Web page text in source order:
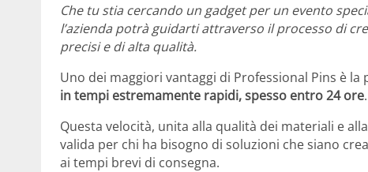
Che tu stia cercando un gadget per un evento
l’azienda potrà guidarti attraverso il processo di
precisi e di alta qualità.
Uno dei maggiori vantaggi di Professional Pins è la
in tempi estremamente rapidi, spesso entro 24 ore.
Questa velocità, unita alla qualità dei materiali e
valida per chi ha bisogno di soluzioni che siano
ai tempi brevi di consegna.